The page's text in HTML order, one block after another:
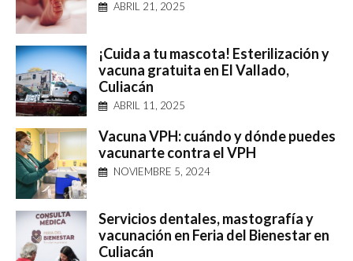
ABRIL 21, 2025
¡Cuida a tu mascota! Esterilización y
vacuna gratuita en El Vallado,
Culiacán
ABRIL 11, 2025
Vacuna VPH: cuándo y dónde puedes
vacunarte contra el VPH
NOVIEMBRE 5, 2024
Servicios dentales, mastografía y
vacunación en Feria del Bienestar en
Culiacán